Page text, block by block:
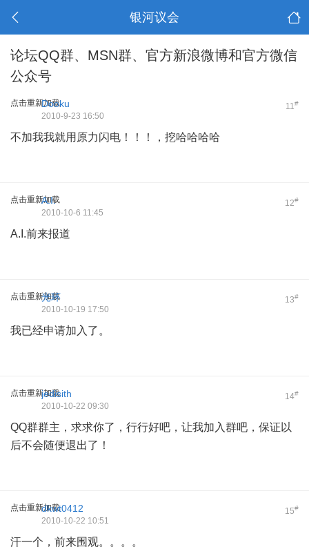
银河议会
论坛QQ群、MSN群、官方新浪微博和官方微信
公众号
点击重新加载 11#
Dooku
2010-9-23 16:50
不加我我就用原力闪电！！！，挖哈哈哈哈
点击重新加载 12#
A.I.
2010-10-6 11:45
A.I.前来报道
点击重新加载 13#
光环
2010-10-19 17:50
我已经申请加入了。
点击重新加载 14#
jedisith
2010-10-22 09:30
QQ群群主，求求你了，行行好吧，让我加入群吧，保证以
后不会随便退出了！
点击重新加载 15#
dkwt0412
2010-10-22 10:51
汗一个，前来围观。。。。